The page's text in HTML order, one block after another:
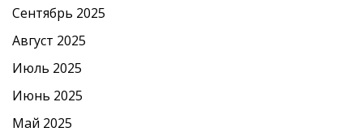
Сентябрь 2025
Август 2025
Июль 2025
Июнь 2025
Май 2025